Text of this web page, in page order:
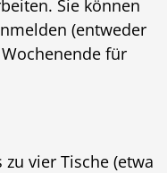
Sie können
(entweder
für
vier Tische (etwa